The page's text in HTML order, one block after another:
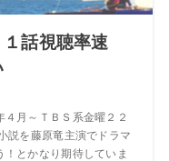
話視聴率速
月～ＴＢＳ系金曜２２
説を藤原竜主演でドラマ
とかなり期待していま